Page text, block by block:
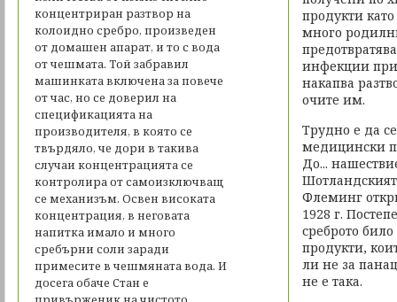
продукти
много
инфекции
накапва
очите им.
Трудно е да
медицински
До...
Флеминг
1928 г.
среброто
продукти,
ли не за
не е така.